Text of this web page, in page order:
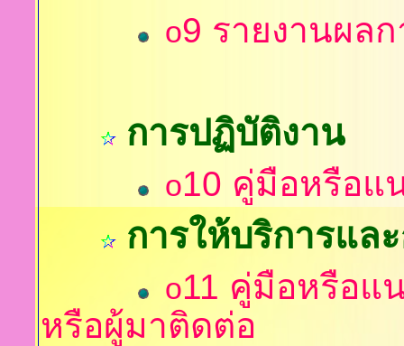
o9 รายงานผล
การปฏิบัติงาน
o10 คู่มือหรือแ
การให้บริการแล
o11 คู่มือหรือแ
หรือผู้มาติดต่อ